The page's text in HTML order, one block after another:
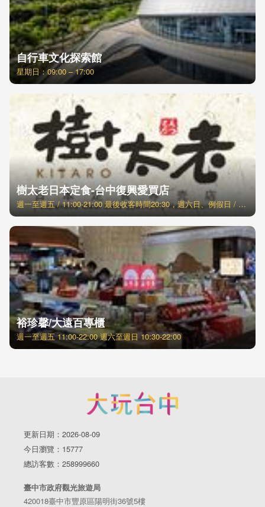
自行車文化探索館
星期日：09:00 – 17:00
樹太老日本定食-台中復興愛買店
週一至週五 / 11:00-21:00 最後收客時間20:30，週六日、例假日 / 11:00-21:30 最後收客時間21:00
裕珍馨/大遠百專櫃
週一至週五 11:00-22:00 週六至週日 10:30-22:00
更新日期：2026-08-09
今日瀏覽：15777
總訪客數：258999660
臺中市政府觀光旅遊局
420018臺中市豐原區陽明街36號5樓